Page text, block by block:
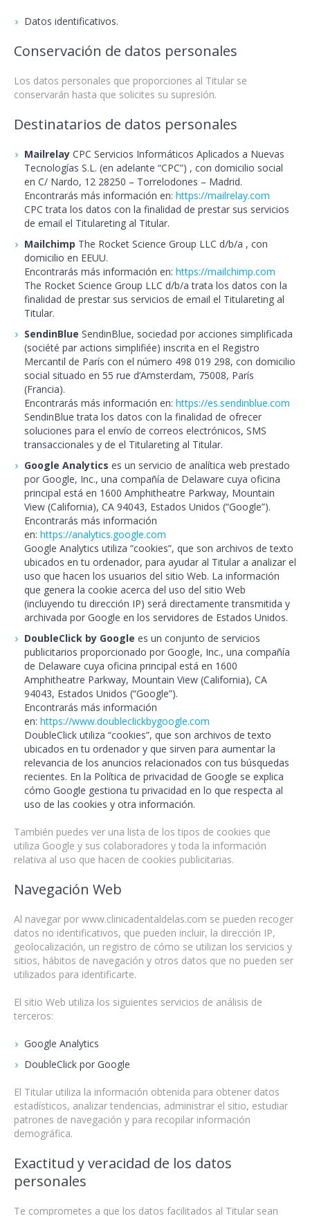
Datos identificativos.
Conservación de datos personales
Los datos personales que proporciones al Titular se
conservarán hasta que solicites su supresión.
Destinatarios de datos personales
Mailrelay CPC Servicios Informáticos Aplicados a Nuevas
Tecnologías S.L. (en adelante “CPC”) , con domicilio social
en C/ Nardo, 12 28250 – Torrelodones – Madrid.
Encontrarás más información en: https://mailrelay.com
CPC trata los datos con la finalidad de prestar sus servicios
de email el Titulareting al Titular.
Mailchimp The Rocket Science Group LLC d/b/a , con
domicilio en EEUU.
Encontrarás más información en: https://mailchimp.com
The Rocket Science Group LLC d/b/a trata los datos con la
finalidad de prestar sus servicios de email el Titulareting al
Titular.
SendinBlue SendinBlue, sociedad por acciones simplificada
(société par actions simplifiée) inscrita en el Registro
Mercantil de París con el número 498 019 298, con domicilio
social situado en 55 rue d’Amsterdam, 75008, París
(Francia).
Encontrarás más información en: https://es.sendinblue.com
SendinBlue trata los datos con la finalidad de ofrecer
soluciones para el envío de correos electrónicos, SMS
transaccionales y de el Titulareting al Titular.
Google Analytics es un servicio de analítica web prestado
por Google, Inc., una compañía de Delaware cuya oficina
principal está en 1600 Amphitheatre Parkway, Mountain
View (California), CA 94043, Estados Unidos (“Google”).
Encontrarás más información
en: https://analytics.google.com
Google Analytics utiliza “cookies”, que son archivos de texto
ubicados en tu ordenador, para ayudar al Titular a analizar el
uso que hacen los usuarios del sitio Web. La información
que genera la cookie acerca del uso del sitio Web
(incluyendo tu dirección IP) será directamente transmitida y
archivada por Google en los servidores de Estados Unidos.
DoubleClick by Google es un conjunto de servicios
publicitarios proporcionado por Google, Inc., una compañía
de Delaware cuya oficina principal está en 1600
Amphitheatre Parkway, Mountain View (California), CA
94043, Estados Unidos (“Google”).
Encontrarás más información
en: https://www.doubleclickbygoogle.com
DoubleClick utiliza “cookies”, que son archivos de texto
ubicados en tu ordenador y que sirven para aumentar la
relevancia de los anuncios relacionados con tus búsquedas
recientes. En la Política de privacidad de Google se explica
cómo Google gestiona tu privacidad en lo que respecta al
uso de las cookies y otra información.
También puedes ver una lista de los tipos de cookies que
utiliza Google y sus colaboradores y toda la información
relativa al uso que hacen de cookies publicitarias.
Navegación Web
Al navegar por www.clinicadentaldelas.com se pueden recoger
datos no identificativos, que pueden incluir, la dirección IP,
geolocalización, un registro de cómo se utilizan los servicios y
sitios, hábitos de navegación y otros datos que no pueden ser
utilizados para identificarte.
El sitio Web utiliza los siguientes servicios de análisis de
terceros:
Google Analytics
DoubleClick por Google
El Titular utiliza la información obtenida para obtener datos
estadísticos, analizar tendencias, administrar el sitio, estudiar
patrones de navegación y para recopilar información
demográfica.
Exactitud y veracidad de los datos
personales
Te comprometes a que los datos facilitados al Titular sean